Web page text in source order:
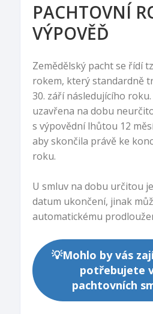
PACHTOVNÍ
VÝPOVĚĎ
Zemědělský pacht se řídí
rokem, který standardně
30. září následujícího
uzavřena na dobu
s výpovědní lhůtou 12
aby skončila právě ke
roku.
U smluv na dobu určitou
datum ukončení, jinak
automatickému
💡Mohlo by vás
potřebujete
pachtovních